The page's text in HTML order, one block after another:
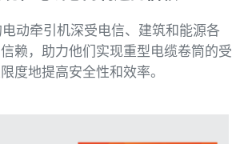
动牵引机深受电信、建筑和能源各
赖，助力他们实现重型电缆卷筒的受
度地提高安全性和效率。